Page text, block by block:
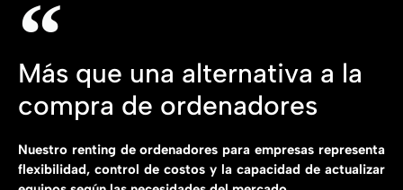
Más que una alternativa a la
compra de ordenadores
Nuestro renting de ordenadores para empresas representa
flexibilidad, control de costos y la capacidad de actualizar